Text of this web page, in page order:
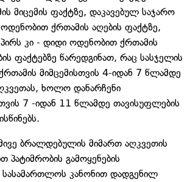
მიცემის ფაქტზე, დაკავებულ საჯარო
ქრთამის აღების ფაქტზე,
კი - დიდი ოდენობით ქრთამის
ფაქტებზე წარედგინათ, რაც სასჯელის
მიმცემისთვის 4-იდან 7 წლამდე
ხოლო დანარჩენი
7 -იდან 11 წლამდე თავისუფლების
ბრალდებულის მიმართ აღკვეთის
პატიმრობის გამოყენების
კანონით დადგენილ